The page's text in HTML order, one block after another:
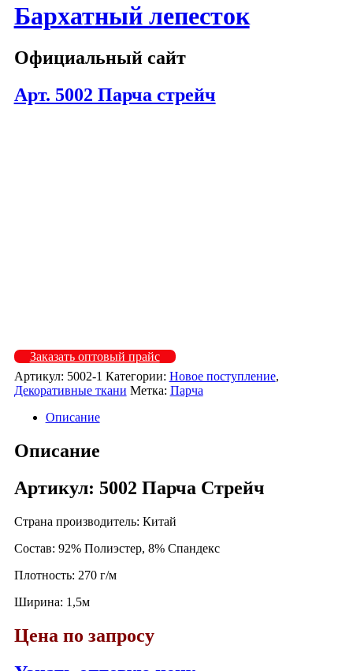
Бархатный лепесток
Официальный сайт
Арт. 5002 Парча стрейч
Заказать оптовый прайс
Артикул: 5002-1 Категории: Новое поступление,
Декоративные ткани Метка: Парча
Описание
Описание
Артикул: 5002 Парча Стрейч
Страна производитель: Китай
Состав: 92% Полиэстер, 8% Спандекс
Плотность: 270 г/м
Ширина: 1,5м
Цена по запросу